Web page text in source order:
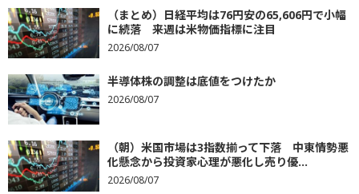
（まとめ）日経平均は76円安の65,606円で小幅
に続落 来週は米物価指標に注目
2026/08/07
半導体株の調整は底値をつけたか
2026/08/07
（朝）米国市場は3指数揃って下落 中東情勢悪
化懸念から投資家心理が悪化し売り優...
2026/08/07